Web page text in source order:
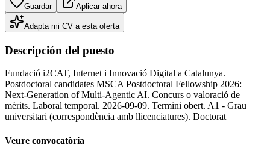
Guardar Aplicar ahora
Adapta mi CV a esta oferta
Descripción del puesto
Fundació i2CAT, Internet i Innovació Digital a Catalunya.
Postdoctoral candidates MSCA Postdoctoral Fellowship 2026:
Next-Generation of Multi-Agentic AI. Concurs o valoració de
mèrits. Laboral temporal. 2026-09-09. Termini obert. A1 - Grau
universitari (correspondència amb llicenciatures). Doctorat
Veure convocatòria